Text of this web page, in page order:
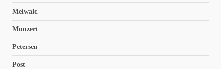
Meiwald
Munzert
Petersen
Post